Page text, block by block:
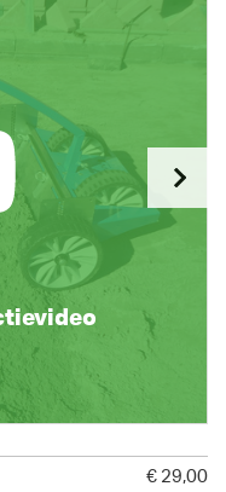
€ 29,00